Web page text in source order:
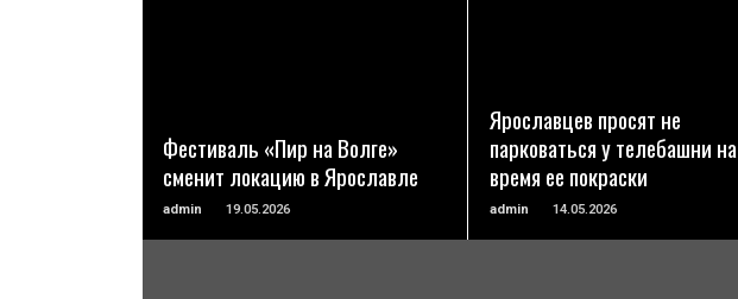
Фестиваль «Пир на Волге»
сменит локацию в Ярославле
admin 19.05.2026
Ярославцев просят не
парковаться у телебашни на
время ее покраски
admin 14.05.2026